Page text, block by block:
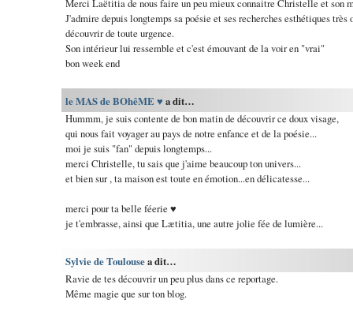
Merci Laëtitia de nous faire un peu mieux connaitre Christelle et son
J'admire depuis longtemps sa poésie et ses recherches esthétiques
découvrir de toute urgence.
Son intérieur lui ressemble et c'est émouvant de la voir en "vrai"
bon week end
le MAS de BOhêME ♥ a dit…
Hummm, je suis contente de bon matin de découvrir ce doux visage,
qui nous fait voyager au pays de notre enfance et de la poésie...
moi je suis "fan" depuis longtemps...
merci Christelle, tu sais que j'aime beaucoup ton univers...
et bien sur , ta maison est toute en émotion...en délicatesse...
merci pour ta belle féerie ♥
je t'embrasse, ainsi que Lætitia, une autre jolie fée de lumière...
Sylvie de Toulousea dit…
Ravie de tes découvrir un peu plus dans ce reportage.
Même magie que sur ton blog.